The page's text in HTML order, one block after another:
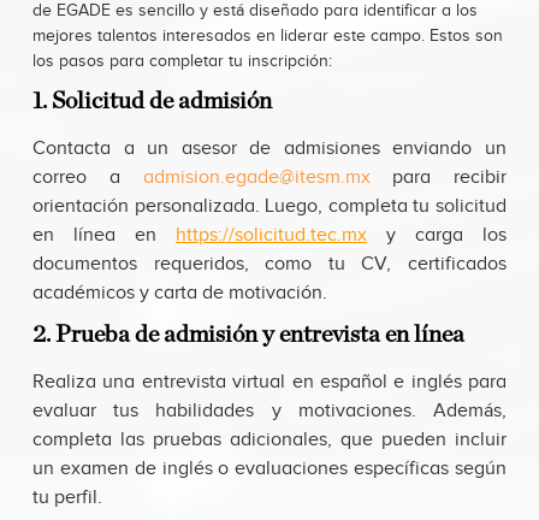
de EGADE es sencillo y está diseñado para identificar a los
mejores talentos interesados en liderar este campo. Estos son
los pasos para completar tu inscripción:
1. Solicitud de admisión
Contacta a un asesor de admisiones enviando un
correo a admision.egade@itesm.mxpara recibir
orientación personalizada. Luego, completa tu solicitud
en línea en
https://solicitud.tec.mx
y carga los
documentos requeridos, como tu CV, certificados
académicos y carta de motivación.
2. Prueba de admisión y entrevista en línea
Realiza una entrevista virtual en español e inglés para
evaluar tus habilidades y motivaciones. Además,
completa las pruebas adicionales, que pueden incluir
un examen de inglés o evaluaciones específicas según
tu perfil.